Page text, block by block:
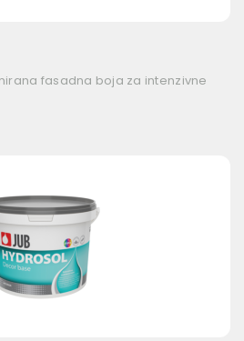
fasadna boja za intenzivne